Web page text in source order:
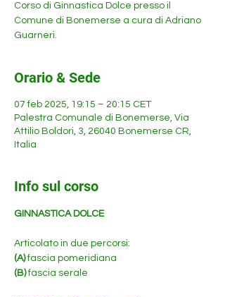
Corso di Ginnastica Dolce presso il
Comune di Bonemerse a cura di Adriano
Guarneri.
Orario & Sede
07 feb 2025, 19:15 – 20:15 CET
Palestra Comunale di Bonemerse, Via
Attilio Boldori, 3, 26040 Bonemerse CR,
Italia
Info sul corso
GINNASTICA DOLCE
Articolato in due percorsi:
(A) fascia pomeridiana
(B) fascia serale